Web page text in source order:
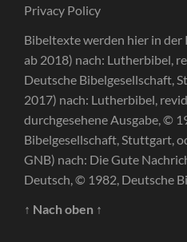
Privacy Policy
Bibeltexte werden hier in der
ab 2018) nach: Lutherbibel,
Deutsche Bibelgesellschaft,
2017) nach: Lutherbibel,
durchgesehene Ausgabe, ©
Bibelgesellschaft, Stuttgart,
GNB) nach: Die Gute
Deutsch, © 1982, Deutsche
↑ Nach oben ↑